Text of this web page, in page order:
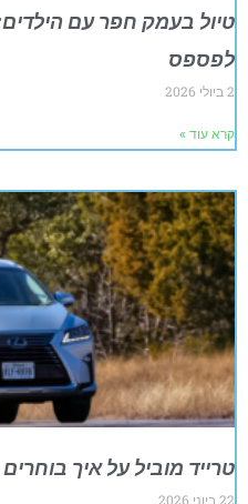
לפספס
2 ביולי 2026
קרא עוד »
טרייד מוביל על איך
22 ביוני 2026